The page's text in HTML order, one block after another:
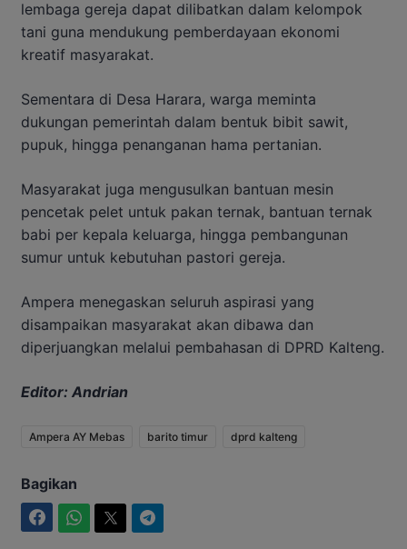
lembaga gereja dapat dilibatkan dalam kelompok
tani guna mendukung pemberdayaan ekonomi
kreatif masyarakat.
Sementara di Desa Harara, warga meminta
dukungan pemerintah dalam bentuk bibit sawit,
pupuk, hingga penanganan hama pertanian.
Masyarakat juga mengusulkan bantuan mesin
pencetak pelet untuk pakan ternak, bantuan ternak
babi per kepala keluarga, hingga pembangunan
sumur untuk kebutuhan pastori gereja.
Ampera menegaskan seluruh aspirasi yang
disampaikan masyarakat akan dibawa dan
diperjuangkan melalui pembahasan di DPRD Kalteng.
Editor: Andrian
Ampera AY Mebas barito timur dprd kalteng
Bagikan